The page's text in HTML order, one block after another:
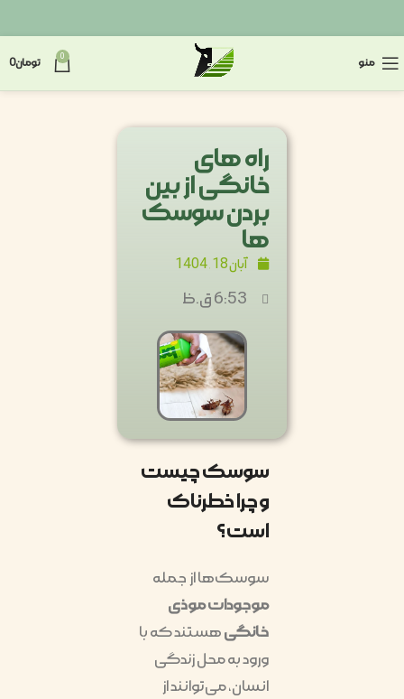
منو 0 تومان0
راه های
خانگی از بین
بردن سوسک
ها
آبان 18, 1404
6:53 ق.ظ
سوسک چیست
و چرا خطرناک
است؟
سوسک‌ها از جمله
موجودات موذی
خانگیهستند که با
ورود به محل زندگی
انسان، می‌توانند از